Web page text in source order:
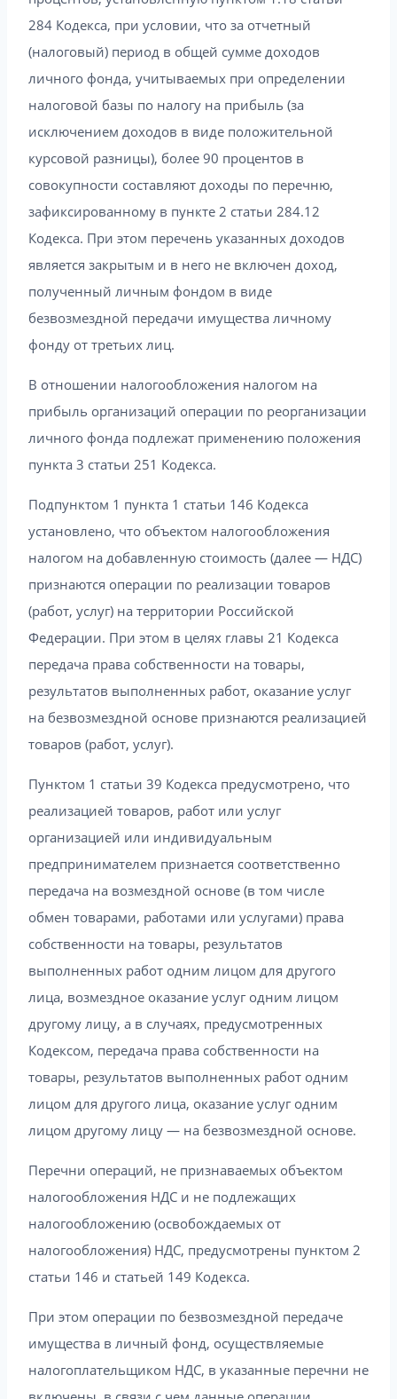
284 Кодекса, при условии, что за отчетный
(налоговый) период в общей сумме доходов
личного фонда, учитываемых при определении
налоговой базы по налогу на прибыль (за
исключением доходов в виде положительной
курсовой разницы), более 90 процентов в
совокупности составляют доходы по перечню,
зафиксированному в пункте 2 статьи 284.12
Кодекса. При этом перечень указанных доходов
является закрытым и в него не включен доход,
полученный личным фондом в виде
безвозмездной передачи имущества личному
фонду от третьих лиц.
В отношении налогообложения налогом на
прибыль организаций операции по реорганизации
личного фонда подлежат применению положения
пункта 3 статьи 251 Кодекса.
Подпунктом 1 пункта 1 статьи 146 Кодекса
установлено, что объектом налогообложения
налогом на добавленную стоимость (далее — НДС)
признаются операции по реализации товаров
(работ, услуг) на территории Российской
Федерации. При этом в целях главы 21 Кодекса
передача права собственности на товары,
результатов выполненных работ, оказание услуг
на безвозмездной основе признаются реализацией
товаров (работ, услуг).
Пунктом 1 статьи 39 Кодекса предусмотрено, что
реализацией товаров, работ или услуг
организацией или индивидуальным
предпринимателем признается соответственно
передача на возмездной основе (в том числе
обмен товарами, работами или услугами) права
собственности на товары, результатов
выполненных работ одним лицом для другого
лица, возмездное оказание услуг одним лицом
другому лицу, а в случаях, предусмотренных
Кодексом, передача права собственности на
товары, результатов выполненных работ одним
лицом для другого лица, оказание услуг одним
лицом другому лицу — на безвозмездной основе.
Перечни операций, не признаваемых объектом
налогообложения НДС и не подлежащих
налогообложению (освобождаемых от
налогообложения) НДС, предусмотрены пунктом 2
статьи 146 и статьей 149 Кодекса.
При этом операции по безвозмездной передаче
имущества в личный фонд, осуществляемые
налогоплательщиком НДС, в указанные перечни не